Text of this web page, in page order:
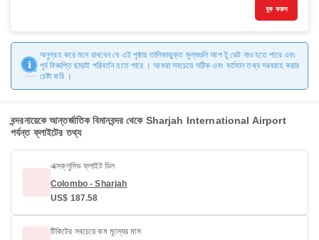
বুক করুন
অনুগ্রহ করে মনে রাখবেন যে এই পৃষ্ঠায় তালিকাভুক্ত মূল্যগুলি আপ টু ডেট নাও হতে পারে এবং
পূর্ব বিজ্ঞপ্তি ছাড়াই পরিবর্তন হতে পারে । আমরা সবচেয়ে সঠিক এবং বর্তমান তথ্য সরবরাহ করার
চেষ্টা করি ।
বন্দরনায়েকে আন্তর্জাতিক বিমানবন্দর থেকে Sharjah International Airport
পর্যন্ত ফ্লাইটের তথ্য
এক্সক্লুসিভ ফ্লাইট ডিল
Colombo - Sharjah
US$ 187.58
টিকিটের সবচেয়ে কম মূল্যের মাস